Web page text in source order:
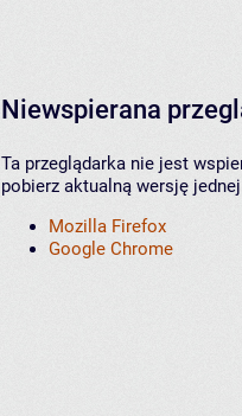
Niewspierana
Ta przeglądarka nie jest
pobierz aktualną wersję
Mozilla Firefox
Google Chrome